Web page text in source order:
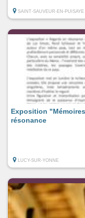
SAINT-SAUVEUR-EN-PUISAYE
Exposition
résonance
LUCY-SUR-YONNE